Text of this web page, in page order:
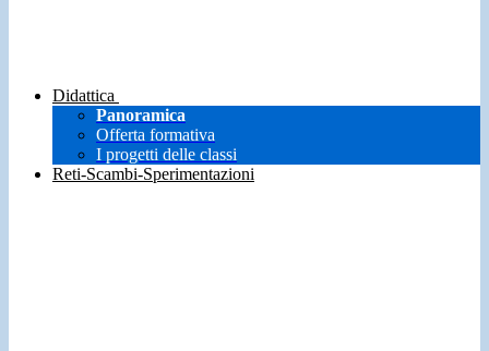
Didattica
Panoramica
Offerta formativa
I progetti delle classi
Reti-Scambi-Sperimentazioni